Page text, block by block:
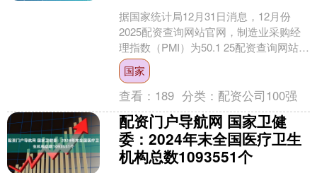
据国家统计局12月31日消息，12月份
2025配资查询网站官网，制造业采购经
理指数（PMI）为50.1 25配资查询网站官
网，比上月上升0.9个百分点，升至扩
张....
国家
查看： 189 分类： 配资公司100强
配资门户导航网 国家卫健
委：2024年末全国医疗卫生
机构总数1093551个